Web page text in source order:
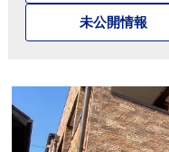
未公開情報